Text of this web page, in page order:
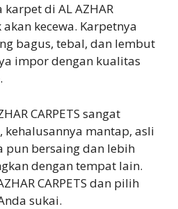
di AL AZHAR
akan kecewa. Karpetnya
bagus, tebal, dan lembut
impor dengan kualitas
CARPETS sangat
kehalusannya mantap, asli
pun bersaing dan lebih
dengan tempat lain.
CARPETS dan pilih
sukai.